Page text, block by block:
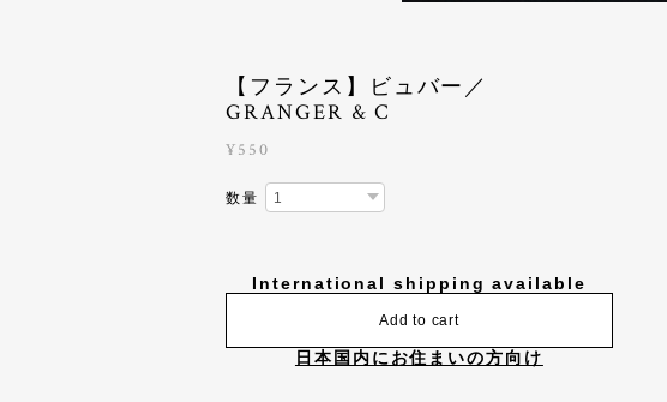
【フランス】ビュバー／
GRANGER & C
¥550
数量
International shipping available
Add to cart
日本国内にお住まいの方向け